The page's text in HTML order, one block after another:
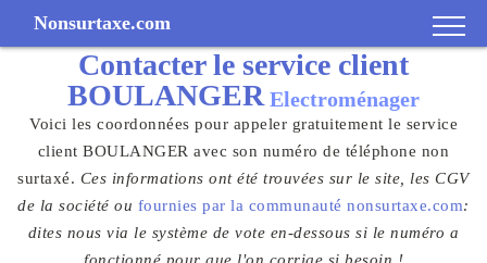
Nonsurtaxe.com
Contacter le service client
BOULANGER Electroménager
Voici les coordonnées pour appeler gratuitement le service
client BOULANGER avec son numéro de téléphone non
surtaxé. Ces informations ont été trouvées sur le site, les CGV
de la société ou fournies par la communauté nonsurtaxe.com:
dites nous via le système de vote en-dessous si le numéro a